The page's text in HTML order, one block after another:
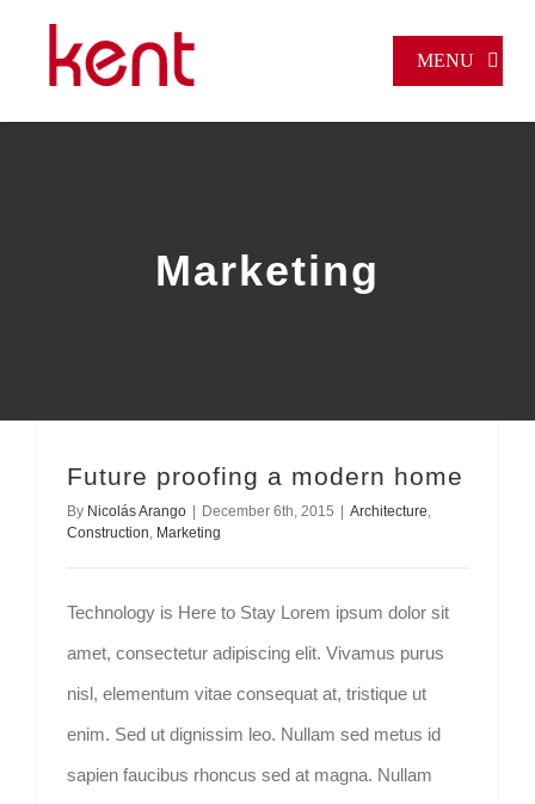
MENU
Marketing
Future proofing a modern home
By Nicolás Arango December 6th, 2015 Architecture,
Construction, Marketing
Technology is Here to Stay Lorem ipsum dolor sit
amet, consectetur adipiscing elit. Vivamus purus
nisl, elementum vitae consequat at, tristique ut
enim. Sed ut dignissim leo. Nullam sed metus id
sapien faucibus rhoncus sed at magna. Nullam